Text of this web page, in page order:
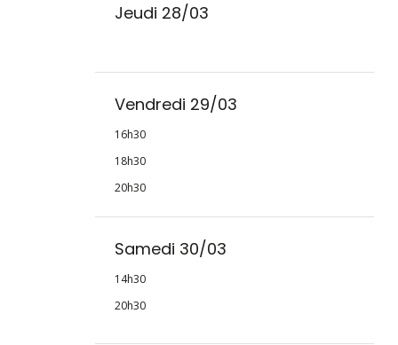
Jeudi 28/03
Vendredi 29/03
16h30
18h30
20h30
Samedi 30/03
14h30
20h30